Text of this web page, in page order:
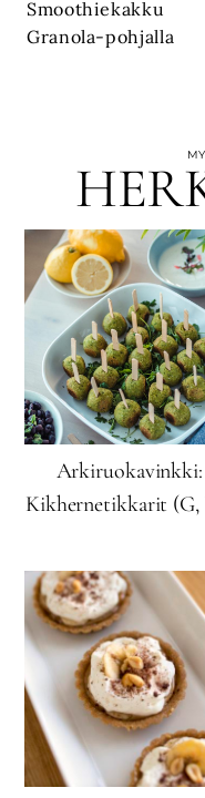
Smoothiekakku
Granola-pohjalla
Arkiruokavinkki:
Kikhernetikkarit (G,